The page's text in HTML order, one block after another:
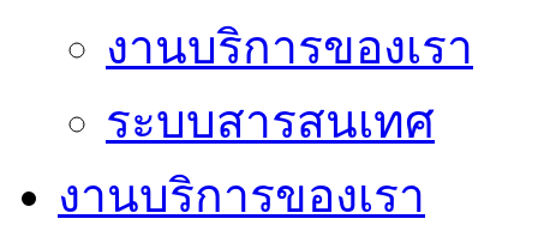
งานบริการของเรา
ระบบสารสนเทศ
งานบริการของเรา